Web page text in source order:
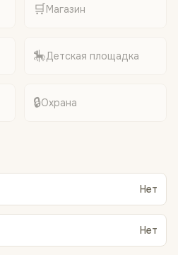
🛒Магазин
🎠Детская площадка
🔒Охрана
Нет
Нет